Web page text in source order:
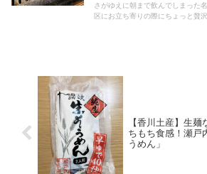
さがゆえに朝まで飲んでしまった
区にお立ち寄りの際にちょっと贅
【香川土産】生
ちもち食感！瀬戸
うめん」